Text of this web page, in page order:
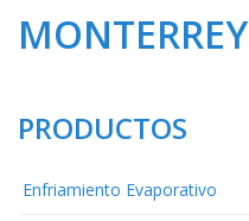
MONTERREY
PRODUCTOS
Enfriamiento Evaporativo